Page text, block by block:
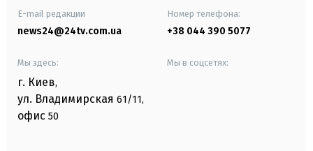
E-mail редакции
news24@24tv.com.ua
Номер телефона:
+38 044 390 5077
Мы здесь:
г. Киев,
ул. Владимирская 61/11,
офис 50
Мы в соцсетях: